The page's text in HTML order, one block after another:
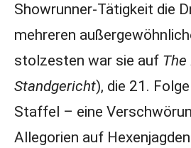
Showrunner-Tätigkeit die
mehreren
stolzesten war sie auf The
Standgericht), die 21.
Staffel – eine
Allegorien auf